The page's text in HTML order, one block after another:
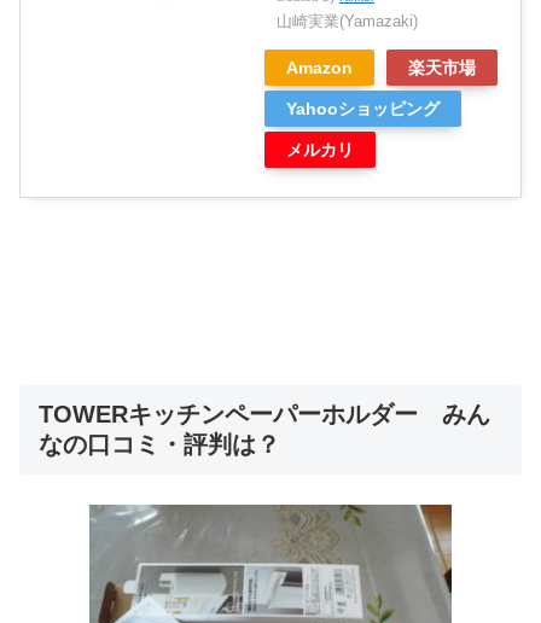
山崎実業(Yamazaki)
Amazon 楽天市場
Yahooショッピング
メルカリ
TOWERキッチンペーパーホルダー みん
なの口コミ・評判は？